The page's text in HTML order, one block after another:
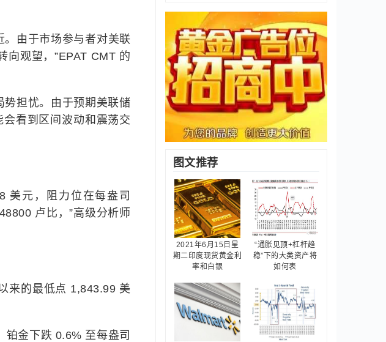
由于市场参与者对美联
观望，”EPAT CMT 的
势担忧。由于预期美联储
看到区间波动和震荡交
美元，阻力位在每盎司
卢比，”高级分析师
来的最低点 1,843.99 美
铂金下跌 0.6% 至每盎司
图文推荐
2021年6月15日星
期二印度现货黄金利
率和白银
“通胀见顶+杠杆趋
稳”下的大类资产将
如何表